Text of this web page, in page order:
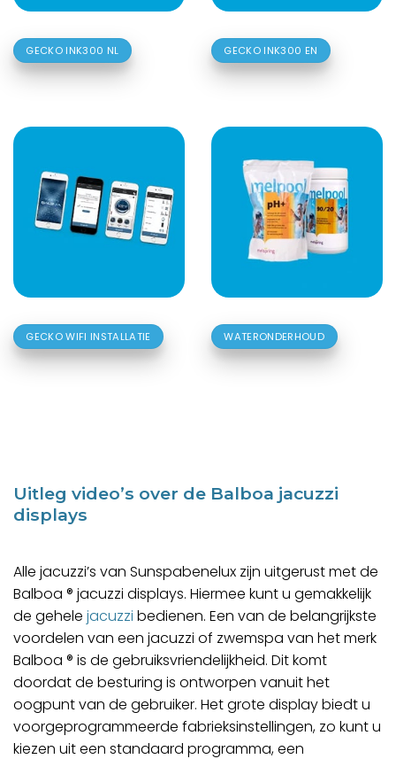
GECKO INK300 NL GECKO INK300 EN
GECKO WIFI INSTALLATIE WATERONDERHOUD
Uitleg video’s over de Balboa jacuzzi
displays
Alle jacuzzi’s van Sunspabenelux zijn uitgerust met de
Balboa ® jacuzzi displays. Hiermee kunt u gemakkelijk
de gehele jacuzzi bedienen. Een van de belangrijkste
voordelen van een jacuzzi of zwemspa van het merk
Balboa ® is de gebruiksvriendelijkheid. Dit komt
doordat de besturing is ontworpen vanuit het
oogpunt van de gebruiker. Het grote display biedt u
voorgeprogrammeerde fabrieksinstellingen, zo kunt u
kiezen uit een standaard programma, een